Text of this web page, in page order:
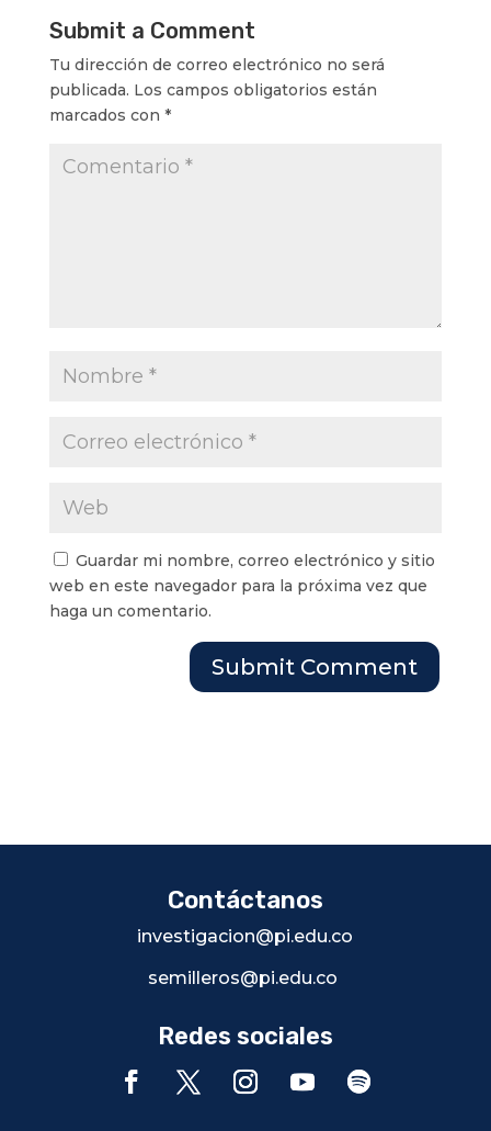
Submit a Comment
Tu dirección de correo electrónico no será
publicada. Los campos obligatorios están
marcados con *
Guardar mi nombre, correo electrónico y sitio
web en este navegador para la próxima vez que
haga un comentario.
Contáctanos
investigacion@pi.edu.co
semilleros@pi.edu.co
Redes sociales